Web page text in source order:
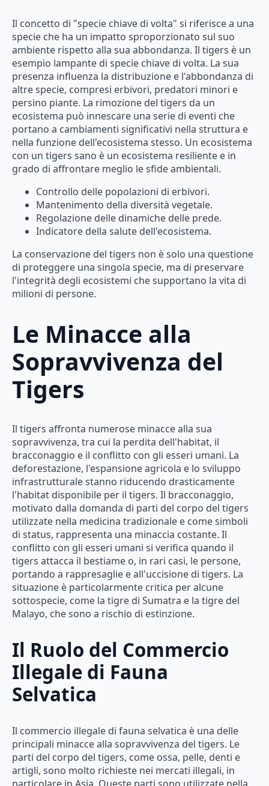
Il concetto di "specie chiave di volta" si riferisce a una
specie che ha un impatto sproporzionato sul suo
ambiente rispetto alla sua abbondanza. Il tigers è un
esempio lampante di specie chiave di volta. La sua
presenza influenza la distribuzione e l'abbondanza di
altre specie, compresi erbivori, predatori minori e
persino piante. La rimozione del tigers da un
ecosistema può innescare una serie di eventi che
portano a cambiamenti significativi nella struttura e
nella funzione dell'ecosistema stesso. Un ecosistema
con un tigers sano è un ecosistema resiliente e in
grado di affrontare meglio le sfide ambientali.
Controllo delle popolazioni di erbivori.
Mantenimento della diversità vegetale.
Regolazione delle dinamiche delle prede.
Indicatore della salute dell'ecosistema.
La conservazione del tigers non è solo una questione
di proteggere una singola specie, ma di preservare
l'integrità degli ecosistemi che supportano la vita di
milioni di persone.
Le Minacce alla
Sopravvivenza del
Tigers
Il tigers affronta numerose minacce alla sua
sopravvivenza, tra cui la perdita dell'habitat, il
bracconaggio e il conflitto con gli esseri umani. La
deforestazione, l'espansione agricola e lo sviluppo
infrastrutturale stanno riducendo drasticamente
l'habitat disponibile per il tigers. Il bracconaggio,
motivato dalla domanda di parti del corpo del tigers
utilizzate nella medicina tradizionale e come simboli
di status, rappresenta una minaccia costante. Il
conflitto con gli esseri umani si verifica quando il
tigers attacca il bestiame o, in rari casi, le persone,
portando a rappresaglie e all'uccisione di tigers. La
situazione è particolarmente critica per alcune
sottospecie, come la tigre di Sumatra e la tigre del
Malayo, che sono a rischio di estinzione.
Il Ruolo del Commercio
Illegale di Fauna
Selvatica
Il commercio illegale di fauna selvatica è una delle
principali minacce alla sopravvivenza del tigers. Le
parti del corpo del tigers, come ossa, pelle, denti e
artigli, sono molto richieste nei mercati illegali, in